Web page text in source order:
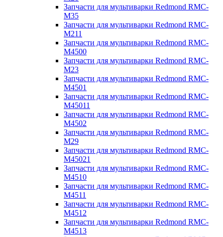
Запчасти для мультиварки Redmond RMC-
M35
Запчасти для мультиварки Redmond RMC-
M211
Запчасти для мультиварки Redmond RMC-
M4500
Запчасти для мультиварки Redmond RMC-
M23
Запчасти для мультиварки Redmond RMC-
M4501
Запчасти для мультиварки Redmond RMC-
M45011
Запчасти для мультиварки Redmond RMC-
M4502
Запчасти для мультиварки Redmond RMC-
M29
Запчасти для мультиварки Redmond RMC-
M45021
Запчасти для мультиварки Redmond RMC-
M4510
Запчасти для мультиварки Redmond RMC-
M4511
Запчасти для мультиварки Redmond RMC-
M4512
Запчасти для мультиварки Redmond RMC-
M4513